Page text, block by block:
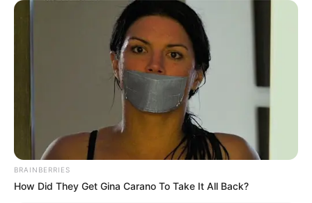
BRAINBERRIES
How Did They Get Gina Carano To Take It All Back?